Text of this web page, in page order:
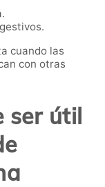
cuando las
con otras
ser útil